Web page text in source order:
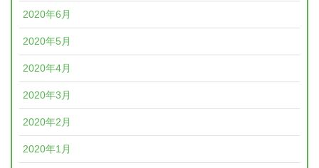
2020年6月
2020年5月
2020年4月
2020年3月
2020年2月
2020年1月